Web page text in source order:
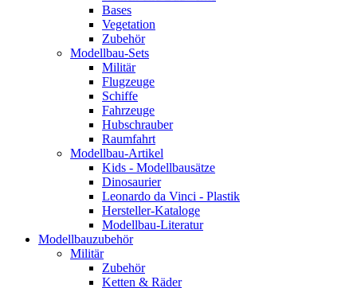
Bases
Vegetation
Zubehör
Modellbau-Sets
Militär
Flugzeuge
Schiffe
Fahrzeuge
Hubschrauber
Raumfahrt
Modellbau-Artikel
Kids - Modellbausätze
Dinosaurier
Leonardo da Vinci - Plastik
Hersteller-Kataloge
Modellbau-Literatur
Modellbauzubehör
Militär
Zubehör
Ketten & Räder